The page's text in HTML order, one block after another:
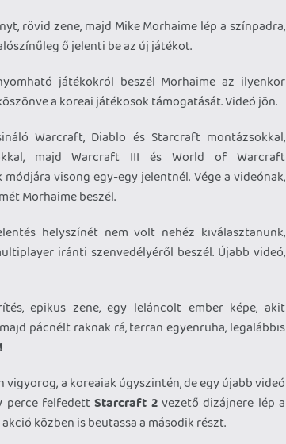
rövid zene, majd Mike Morhaime lép a színpadra,
ő jelenti be az új játékot.
játékokról beszél Morhaime az ilyenkor
a koreai játékosok támogatását. Videó jön.
Warcraft, Diablo és Starcraft montázsokkal,
majd Warcraft III és World of Warcraft
visong egy-egy jelentnél. Vége a videónak,
Morhaime beszél.
helyszínét nem volt nehéz kiválasztanunk,
iránti szenvedélyéről beszél. Újabb videó,
epikus zene, egy leláncolt ember képe, akit
pácnélt raknak rá, terran egyenruha, legalábbis
vigyorog, a koreaiak úgyszintén, de egy újabb videó
perce felfedettStarcraft 2vezető dizájnere lép a
közben is beutassa a második részt.